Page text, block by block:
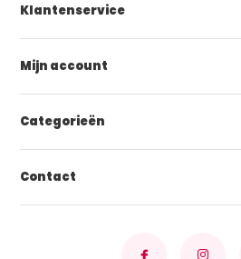
Klantenservice
Mijn account
Categorieën
Contact